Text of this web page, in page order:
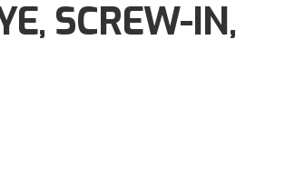
SCREW-IN,